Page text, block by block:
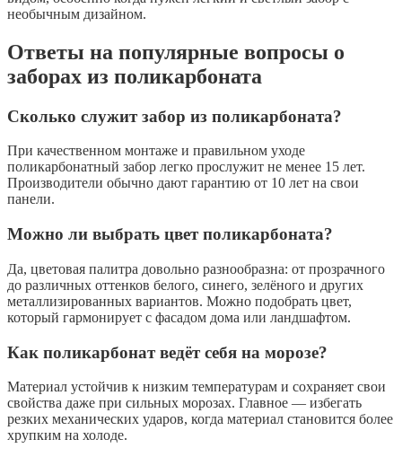
необычным дизайном.
Ответы на популярные вопросы о
заборах из поликарбоната
Сколько служит забор из поликарбоната?
При качественном монтаже и правильном уходе
поликарбонатный забор легко прослужит не менее 15 лет.
Производители обычно дают гарантию от 10 лет на свои
панели.
Можно ли выбрать цвет поликарбоната?
Да, цветовая палитра довольно разнообразна: от прозрачного
до различных оттенков белого, синего, зелёного и других
металлизированных вариантов. Можно подобрать цвет,
который гармонирует с фасадом дома или ландшафтом.
Как поликарбонат ведёт себя на морозе?
Материал устойчив к низким температурам и сохраняет свои
свойства даже при сильных морозах. Главное — избегать
резких механических ударов, когда материал становится более
хрупким на холоде.